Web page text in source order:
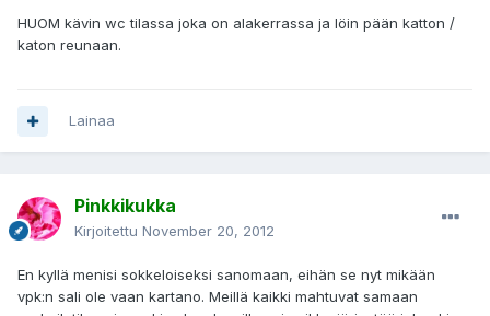
HUOM kävin wc tilassa joka on alakerrassa ja löin pään katton /
katon reunaan.
Lainaa
Pinkkikukka
Kirjoitettu November 20, 2012
En kyllä menisi sokkeloiseksi sanomaan, eihän se nyt mikään
vpk:n sali ole vaan kartano. Meillä kaikki mahtuvat samaan